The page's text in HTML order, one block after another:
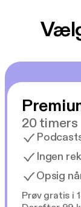
20
Ingen
Opsig
Prøv gratis i